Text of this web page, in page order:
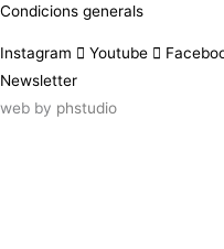
Condicions generals
Instagram Youtube
Newsletter
web by phstudio